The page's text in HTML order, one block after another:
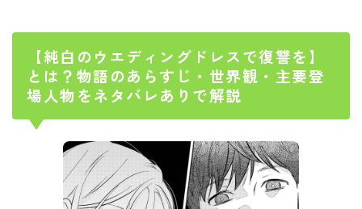
【純白のウエディングドレスで復讐を】
とは？物語のあらすじ・世界観・主要登
場人物をネタバレありで解説